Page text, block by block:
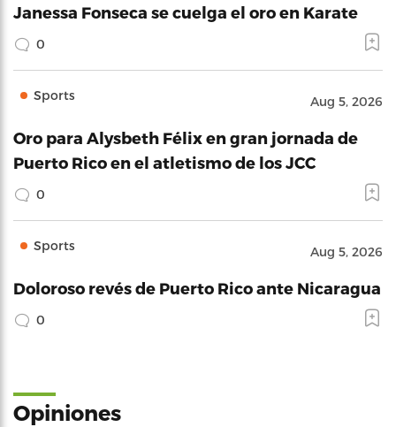
Janessa Fonseca se cuelga el oro en Karate
0
Sports Aug 5, 2026
Oro para Alysbeth Félix en gran jornada de
Puerto Rico en el atletismo de los JCC
0
Sports Aug 5, 2026
Doloroso revés de Puerto Rico ante Nicaragua
0
Opiniones